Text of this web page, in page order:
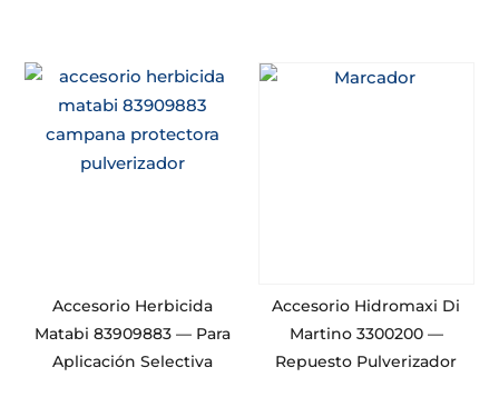
Accesorio Herbicida
Matabi 83909883 — Para
Aplicación Selectiva
Accesorio Hidromaxi Di
Martino 3300200 —
Repuesto Pulverizador